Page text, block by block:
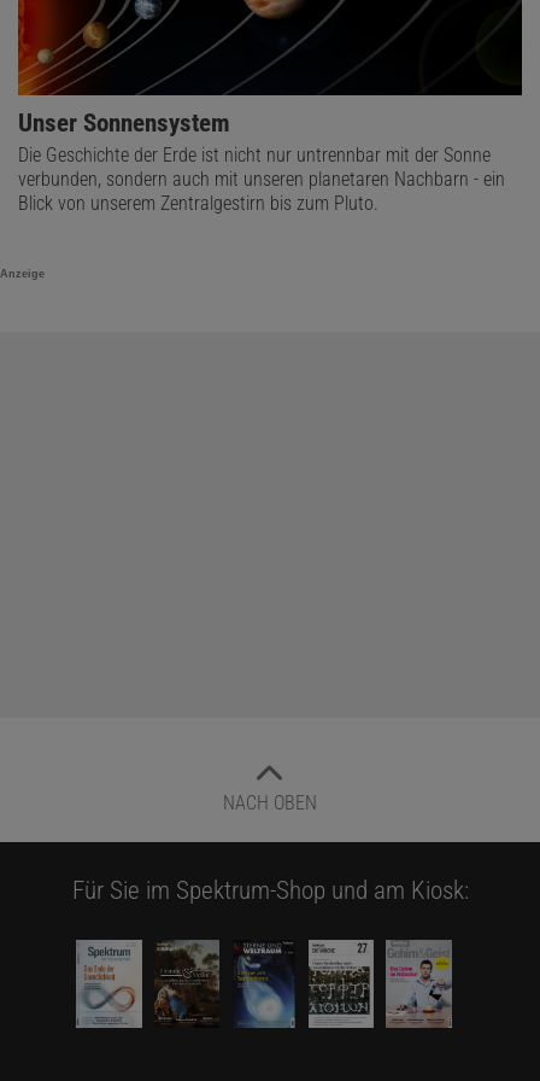
Unser Sonnensystem
Die Geschichte der Erde ist nicht nur untrennbar mit der Sonne
verbunden, sondern auch mit unseren planetaren Nachbarn - ein
Blick von unserem Zentralgestirn bis zum Pluto.
Anzeige
NACH OBEN
Für Sie im Spektrum-Shop und am Kiosk: